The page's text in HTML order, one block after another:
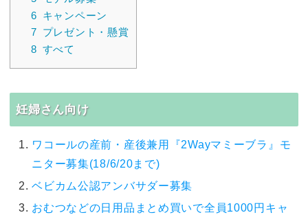
6 キャンペーン
7 プレゼント・懸賞
8 すべて
妊婦さん向け
ワコールの産前・産後兼用『2Wayマミーブラ』モ
ニター募集(18/6/20まで)
ベビカム公認アンバサダー募集
おむつなどの日用品まとめ買いで全員1000円キャ